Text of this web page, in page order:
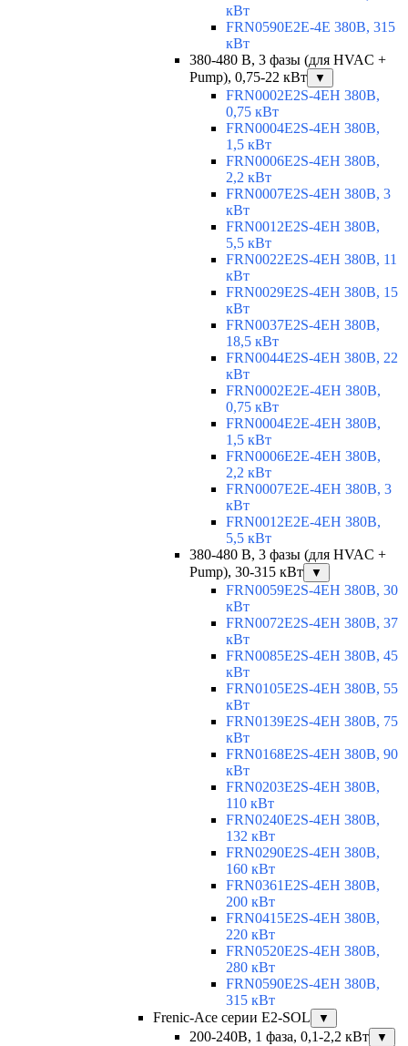
кВт
FRN0590E2E-4E 380В, 315
кВт
380-480 В, 3 фазы (для HVAC +
Pump), 0,75-22 кВт
▼
FRN0002E2S-4EH 380В,
0,75 кВт
FRN0004E2S-4EH 380В,
1,5 кВт
FRN0006E2S-4EH 380В,
2,2 кВт
FRN0007E2S-4EH 380В, 3
кВт
FRN0012E2S-4EH 380В,
5,5 кВт
FRN0022E2S-4EH 380В, 11
кВт
FRN0029E2S-4EH 380В, 15
кВт
FRN0037E2S-4EH 380В,
18,5 кВт
FRN0044E2S-4EH 380В, 22
кВт
FRN0002E2E-4EH 380В,
0,75 кВт
FRN0004E2E-4EH 380В,
1,5 кВт
FRN0006E2E-4EH 380В,
2,2 кВт
FRN0007E2E-4EH 380В, 3
кВт
FRN0012E2E-4EH 380В,
5,5 кВт
380-480 В, 3 фазы (для HVAC +
Pump), 30-315 кВт
▼
FRN0059E2S-4EH 380В, 30
кВт
FRN0072E2S-4EH 380В, 37
кВт
FRN0085E2S-4EH 380В, 45
кВт
FRN0105E2S-4EH 380В, 55
кВт
FRN0139E2S-4EH 380В, 75
кВт
FRN0168E2S-4EH 380В, 90
кВт
FRN0203E2S-4EH 380В,
110 кВт
FRN0240E2S-4EH 380В,
132 кВт
FRN0290E2S-4EH 380В,
160 кВт
FRN0361E2S-4EH 380В,
200 кВт
FRN0415E2S-4EH 380В,
220 кВт
FRN0520E2S-4EH 380В,
280 кВт
FRN0590E2S-4EH 380В,
315 кВт
Frenic-Ace серии E2-SOL
▼
200-240В, 1 фаза, 0,1-2,2 кВт ▼